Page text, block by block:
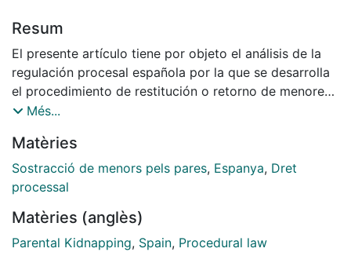
Resum
El presente artículo tiene por objeto el análisis de la
regulación procesal española por la que se desarrolla
el procedimiento de restitución o retorno de menores
que han sido ilícitamente trasladados o retenidos
examina el procedimiento en toda su dimensión se
insiste en las particularidades que presenta este
proceso especial. En concreto se señalan dos
de un procedimiento especial que se regula como
consecuencia de la asunción por parte de España de
Més...
Matèries
Sostracció de menors pels pares, Espanya, Dret
processal
Matèries (anglès)
Parental Kidnapping, Spain, Procedural law